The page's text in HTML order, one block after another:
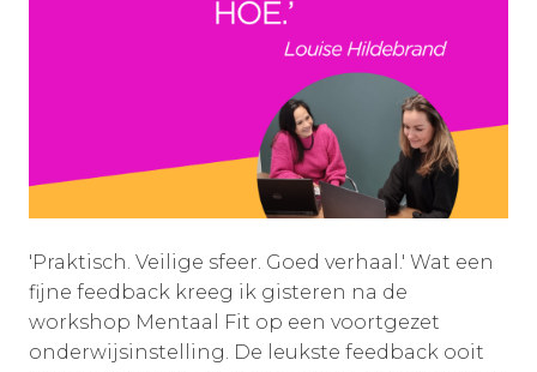
'Praktisch. Veilige sfeer. Goed verhaal.' Wat een
fijne feedback kreeg ik gisteren na de
workshop Mentaal Fit op een voortgezet
onderwijsinstelling. De leukste feedback ooit